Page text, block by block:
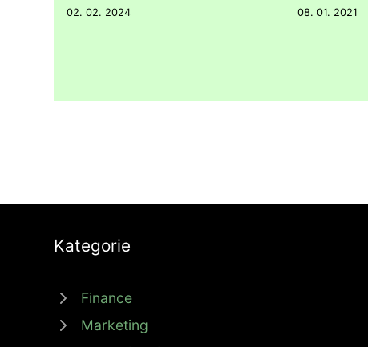
02. 02. 2024
08. 01. 2021
Kategorie
Finance
Marketing